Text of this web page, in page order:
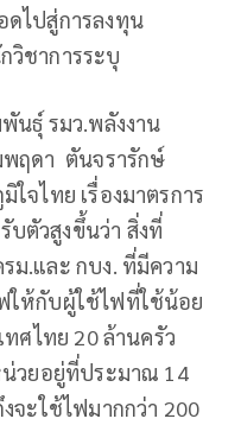
ดไปสู่การลงทุน
วิชาการระบุ
นธุ์ รมว.พลังงาน
ฤดา ตันจรารักษ์
จไทย เรื่องมาตรการ
ตัวสูงขึ้นว่า สิ่งที่
ม.และ กบง. ที่มีความ
ให้กับผู้ใช้ไฟที่ใช้น้อย
ศไทย 20 ล้านครัว
น่วยอยู่ที่ประมาณ 14
จะใช้ไฟมากกว่า 200